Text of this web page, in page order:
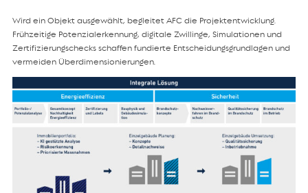
Wird ein Objekt ausgewählt, begleitet AFC die Projektentwicklung.
Frühzeitige Potenzialerkennung, digitale Zwillinge, Simulationen und
Zertifizierungschecks schaffen fundierte Entscheidungsgrundlagen und
vermeiden Überdimensionierungen.